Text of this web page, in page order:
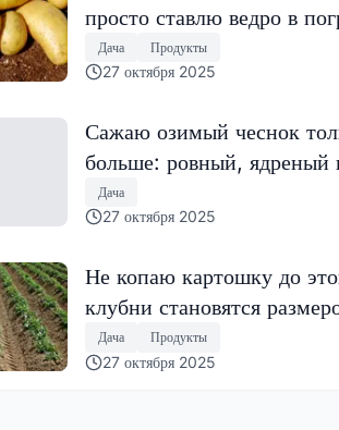
просто ставлю ведро в
Дача Продукты
27 октября 2025
Сажаю озимый чеснок
больше: ровный, ядреный
Дача
27 октября 2025
Не копаю картошку до
клубни становятся
Дача Продукты
27 октября 2025